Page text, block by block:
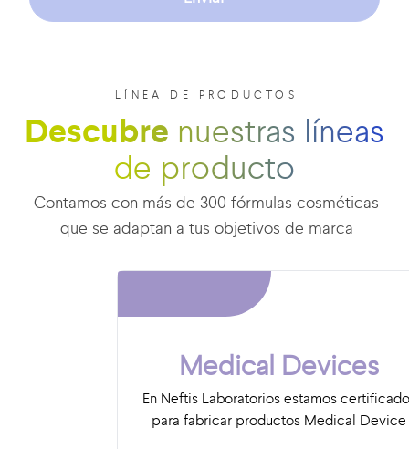
LÍNEA DE PRODUCTOS
Descubre nuestras líneas
de producto
Contamos con más de 300 fórmulas cosméticas
que se adaptan a tus objetivos de marca
Medical Devices
En Neftis Laboratorios estamos
para fabricar productos Medical Device